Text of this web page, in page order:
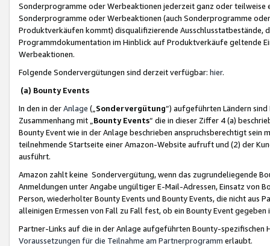
Sonderprogramme oder Werbeaktionen jederzeit ganz oder
Sonderprogramme oder Werbeaktionen (auch Sonderprogramme
Produktverkäufen kommt) disqualifizierende Ausschlusstatbestände,
Programmdokumentation im Hinblick auf Produktverkäufe geltende
Werbeaktionen.
Folgende Sondervergütungen sind derzeit verfügbar: hier.
(a) Bounty Events
In den in derAnlage („ Sondervergütung“) aufgeführten Ländern
Zusammenhang mit „ Bounty Events“ die in dieser Ziffer 4 (a)
Bounty Event wie in der Anlage beschrieben anspruchsberechtigt sein
teilnehmende Startseite einer Amazon-Website aufruft und (2) der
ausführt.
Amazon zahlt keine Sondervergütung, wenn das zugrundeliegende
Anmeldungen unter Angabe ungültiger E-Mail-Adressen, Einsatz von
Person, wiederholter Bounty Events und Bounty Events, die nicht
alleinigen Ermessen von Fall zu Fall fest, ob ein Bounty Event
Partner-Links auf die in der Anlage aufgeführten Bounty-spezifischen
Voraussetzungen für die Teilnahme am Partnerprogramm erlaubt.